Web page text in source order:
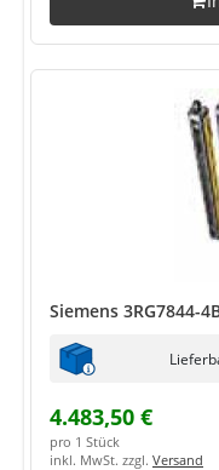
Siemens 3RG7844-
4.483,50 €
pro 1 Stück
inkl. MwSt. zzgl. Versand